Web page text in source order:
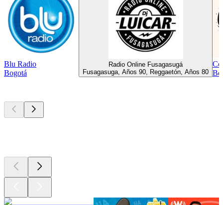
Blu Radio
Bogotá
Radio Online Fusagasugá
Fusagasuga, Años 90, Reggaetón, Años 80